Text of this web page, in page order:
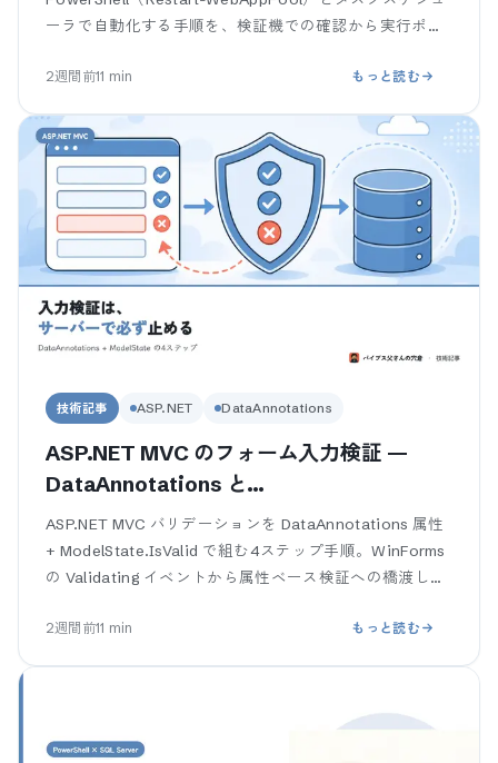
ーラで自動化する手順を、検証機での確認から実行ポリ
.ps1
2週間前11 min もっと読む
技術記事 ASP.NET DataAnnotations
ASP.NET MVC のフォーム入力検証 —
DataAnnotations と
ModelState.IsValid を業務SEが4ステッ
プで組む
ASP.NET MVC バリデーションを DataAnnotations 属性
+ ModelState.IsValid で組む4ステップ手順。WinForms
の Validating イベントから属性ベース検証への橋渡しつ
2週間前11 min もっと読む